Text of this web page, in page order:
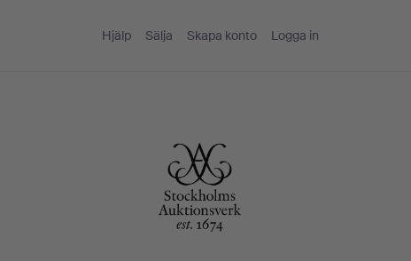
Hjälp Sälja Skapa konto Logga in